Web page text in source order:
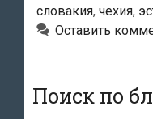
в
в
словакия, чехия,
Оставить
Поиск по